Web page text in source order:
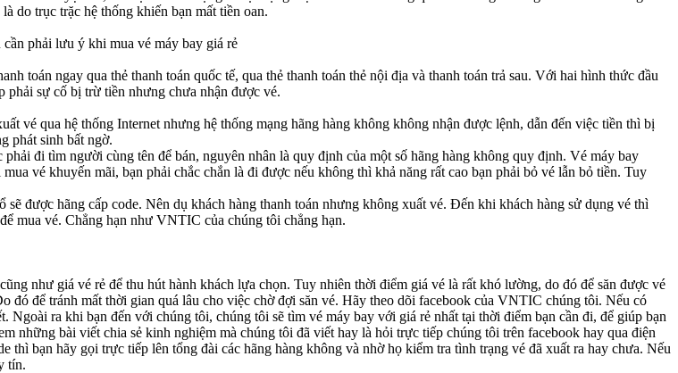
do trục trặc hệ thống khiến bạn mất tiền oan.
toán ngay qua thẻ thanh toán quốc tế, qua thẻ thanh toán thẻ nội địa và thanh toán trả sau. Với hai hình thức đầu
phải sự cố bị trừ tiền nhưng chưa nhận được vé.
vé qua hệ thống Internet nhưng hệ thống mạng hãng hàng không không nhận được lệnh, dẫn đến việc tiền thì bị
phát sinh bất ngờ.
đi tìm người cùng tên để bán, nguyên nhân là quy định của một số hãng hàng không quy định. Vé máy bay
vé khuyến mãi, bạn phải chắc chắn là đi được nếu không thì khả năng rất cao bạn phải bỏ vé lẫn bỏ tiền. Tuy
được hãng cấp code. Nên dụ khách hàng thanh toán nhưng không xuất vé. Đến khi khách hàng sử dụng vé thì
mua vé. Chẳng hạn như VNTIC của chúng tôi chẳng hạn.
như giá vé rẻ để thu hút hành khách lựa chọn. Tuy nhiên thời điểm giá vé là rất khó lường, do đó để săn được vé
đó để tránh mất thời gian quá lâu cho việc chờ đợi săn vé. Hãy theo dõi facebook của VNTIC chúng tôi. Nếu có
ra khi bạn đến với chúng tôi, chúng tôi sẽ tìm vé máy bay với giá rẻ nhất tại thời điểm bạn cần đi, để giúp bạn
những bài viết chia sẻ kinh nghiệm mà chúng tôi đã viết hay là hỏi trực tiếp chúng tôi trên facebook hay qua điện
thì bạn hãy gọi trực tiếp lên tổng đài các hãng hàng không và nhờ họ kiểm tra tình trạng vé đã xuất ra hay chưa. Nếu
tín.